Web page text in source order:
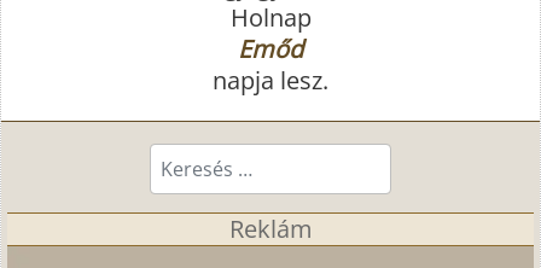
Holnap
Emőd
napja lesz.
Keresés...
Reklám